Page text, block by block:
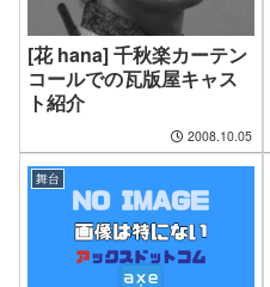
[花 hana] 千秋楽カーテン
コールでの瓦版屋キャス
ト紹介
2008.10.05
舞台